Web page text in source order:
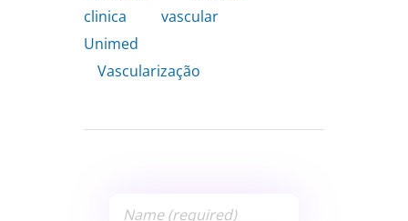
clinica
vascular
Unimed
Vascularização